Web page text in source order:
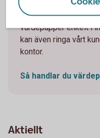
Du kan köpa
värdepapper enkelt i
kan även ringa vårt
kontor.
Så handlar du
Aktiellt